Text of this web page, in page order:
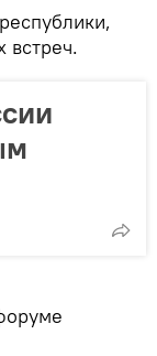
встреч.